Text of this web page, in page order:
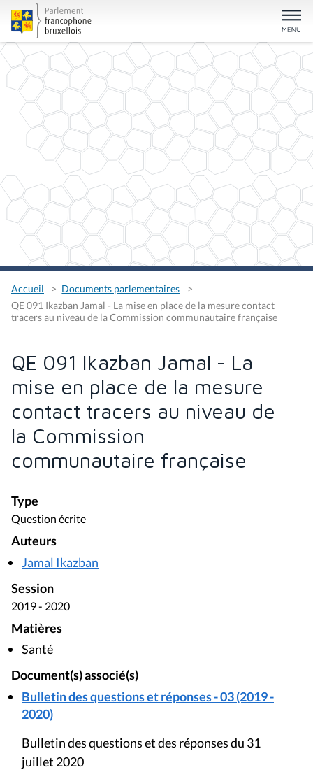
Accueil
Documents parlementaires
QE 091 Ikazban Jamal - La mise en place de la mesure contact
tracers au niveau de la Commission communautaire française
QE 091 Ikazban Jamal - La
mise en place de la mesure
contact tracers au niveau de
la Commission
communautaire française
Type
Question écrite
Auteurs
Jamal Ikazban
Session
2019 - 2020
Matières
Santé
Document(s) associé(s)
Bulletin des questions et réponses - 03 (2019 -
2020)
Bulletin des questions et des réponses du 31
juillet 2020